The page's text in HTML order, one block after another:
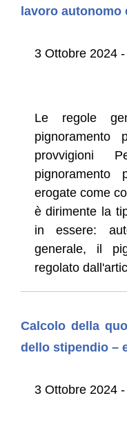
lavoro autonomo
3 Ottobre 2024
Le regole
provvigioni
erogate come
è dirimente la
in essere:
generale, il
regolato
Calcolo della
dello stipendio –
3 Ottobre 2024